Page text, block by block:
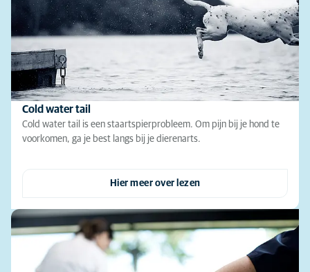
Cold water tail
Cold water tail is een staartspierprobleem. Om pijn bij je hond te
voorkomen, ga je best langs bij je dierenarts.
Hier meer over lezen